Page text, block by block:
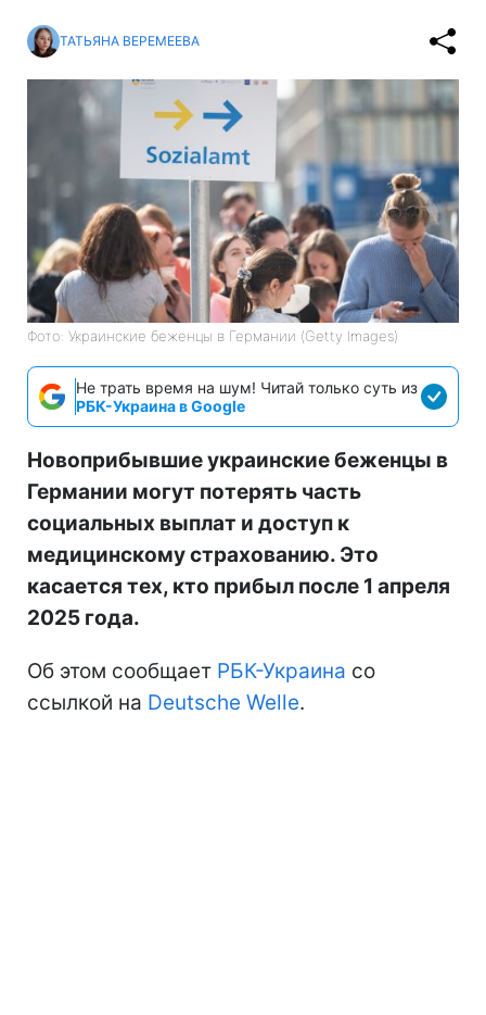
ТАТЬЯНА ВЕРЕМЕЕВА
Фото: Украинские беженцы в Германии (Getty Images)
Не трать время на шум! Читай только суть из
РБК-Украина в Google
Новоприбывшие украинские беженцы в
Германии могут потерять часть
социальных выплат и доступ к
медицинскому страхованию. Это
касается тех, кто прибыл после 1 апреля
2025 года.
Об этом сообщает РБК-Украина со
ссылкой на Deutsche Welle.